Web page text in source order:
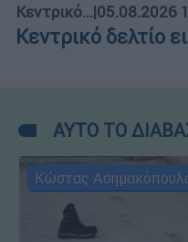
Κεντρικό...|05.08.2026
Κεντρικό δελτίο
ΑΥΤΟ ΤΟ
Κώστας